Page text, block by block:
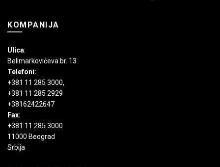
KOMPANIJA
Ulica:
Belimarkovićeva br. 13
Telefoni:
+381 11 285 3000,
+381 11 285 2929
+38162422647
Fax:
+381 11 285 3000
11000 Beograd
Srbija